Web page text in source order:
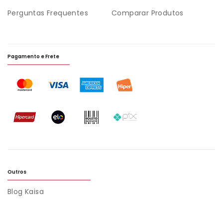
Perguntas Frequentes
Comparar Produtos
Outros
Blog Kaisa
Pagamento e Frete